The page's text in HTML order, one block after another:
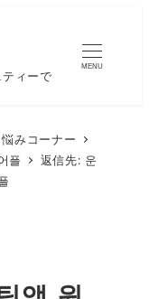
ィーで
MENU
みコーナー
플
返信先: 운